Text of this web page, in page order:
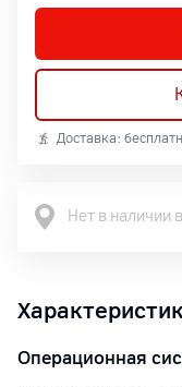
Доставка:
Нет в наличии
Операционная